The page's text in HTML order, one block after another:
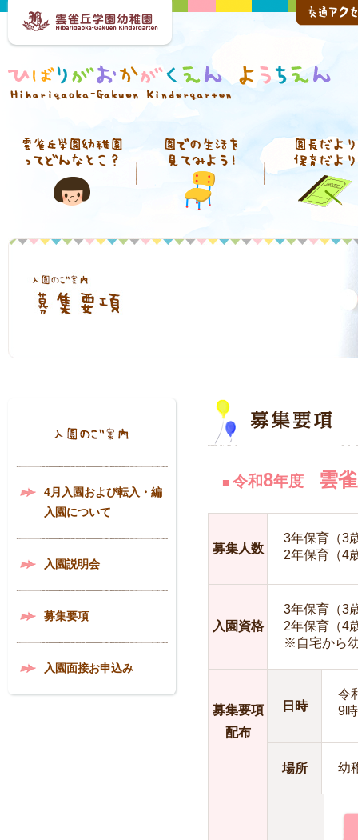
4月入園および転入・編
入園について
入園説明会
募集要項
入園面接お申込み
■ 令和8年度 雲
募集人数
3年保育（3
2年保育（4
入園資格
3年保育（3
2年保育（4
※自宅から
募集要項
配布
日時
令
9
場所 幼